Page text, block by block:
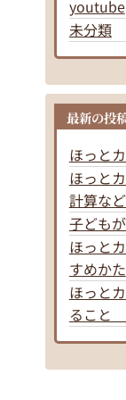
youtube
未分類
最新の投
ほっと
ほっと
計算な
子ども
ほっと
すめかた
ほっと
ること